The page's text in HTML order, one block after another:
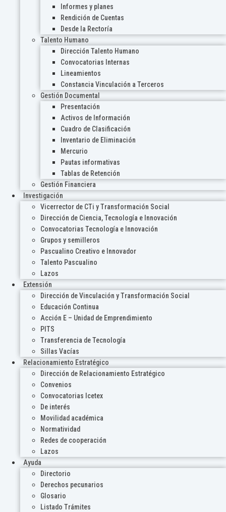
Informes y planes
Rendición de Cuentas
Desde la Rectoría
Talento Humano
Dirección Talento Humano
Convocatorias Internas
Lineamientos
Constancia Vinculación a Terceros
Gestión Documental
Presentación
Activos de Información
Cuadro de Clasificación
Inventario de Eliminación
Mercurio
Pautas informativas
Tablas de Retención
Gestión Financiera
Investigación
Vicerrector de CTi y Transformación Social
Dirección de Ciencia, Tecnología e Innovación
Convocatorias Tecnología e Innovación
Grupos y semilleros
Pascualino Creativo e Innovador
Talento Pascualino
Lazos
Extensión
Dirección de Vinculación y Transformación Social
Educación Continua
Acción E – Unidad de Emprendimiento
PITS
Transferencia de Tecnología
Sillas Vacías
Relacionamiento Estratégico
Dirección de Relacionamiento Estratégico
Convenios
Convocatorias Icetex
De interés
Movilidad académica
Normatividad
Redes de cooperación
Lazos
Ayuda
Directorio
Derechos pecunarios
Glosario
Listado Trámites